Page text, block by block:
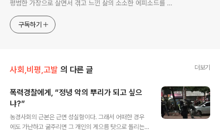
평범한 가장으로 살면서 겪고 느낀 삶의 소소한 에피소드를 전
고픈 커리어코치, 유튜브: 정교수의 인생수업
구독하기
사회,비평,고발 의 다른 글 더보기
폭력경찰에게, “정녕 악의 뿌리가 되고 싶으
냐?”
농경사회의 근본은 근면 성실함이다. 그래서 어떠한 경우
에도 가난하고 굶주리면 그 개인의 게으름 탓으로 돌리는